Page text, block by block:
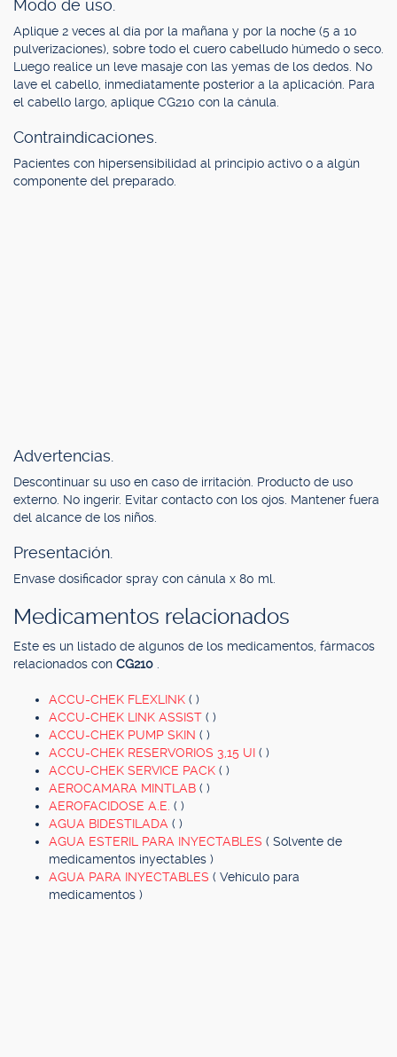
Modo de uso.
Aplique 2 veces al día por la mañana y por la noche (5 a 10
pulverizaciones), sobre todo el cuero cabelludo húmedo o seco.
Luego realice un leve masaje con las yemas de los dedos. No
lave el cabello, inmediatamente posterior a la aplicación. Para
el cabello largo, aplique CG210 con la cánula.
Contraindicaciones.
Pacientes con hipersensibilidad al principio activo o a algún
componente del preparado.
Advertencias.
Descontinuar su uso en caso de irritación. Producto de uso
externo. No ingerir. Evitar contacto con los ojos. Mantener fuera
del alcance de los niños.
Presentación.
Envase dosificador spray con cánula x 80 ml.
Medicamentos relacionados
Este es un listado de algunos de los medicamentos, fármacos
relacionados con CG210
ACCU-CHEK FLEXLINK ( )
ACCU-CHEK LINK ASSIST ( )
ACCU-CHEK PUMP SKIN ( )
ACCU-CHEK RESERVORIOS 3,15 UI ( )
ACCU-CHEK SERVICE PACK ( )
AEROCAMARA MINTLAB ( )
AEROFACIDOSE A.E. ( )
AGUA BIDESTILADA ( )
AGUA ESTERIL PARA INYECTABLES ( Solvente de
medicamentos inyectables )
AGUA PARA INYECTABLES ( Vehículo para
medicamentos )